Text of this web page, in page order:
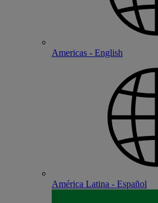
Americas - English
América Latina - Español